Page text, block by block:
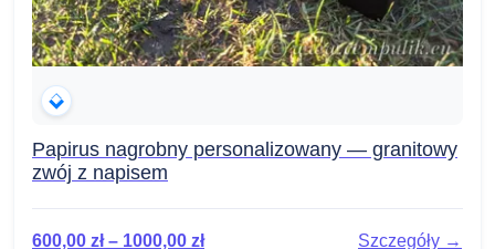
Papirus nagrobny personalizowany — granitowy
zwój z napisem
600,00 zł – 1000,00 zł Szczegóły →